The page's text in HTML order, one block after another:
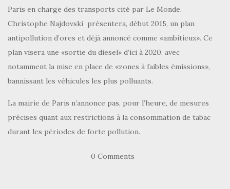
Paris en charge des transports cité par Le Monde.
Christophe Najdovski présentera, début 2015, un plan
antipollution d’ores et déjà annoncé comme «ambitieux». Ce
plan visera une «sortie du diesel» d’ici à 2020, avec
notamment la mise en place de «zones à faibles émissions»,
bannissant les véhicules les plus polluants.
La mairie de Paris n’annonce pas, pour l’heure, de mesures
précises quant aux restrictions à la consommation de tabac
durant les périodes de forte pollution.
0 Comments